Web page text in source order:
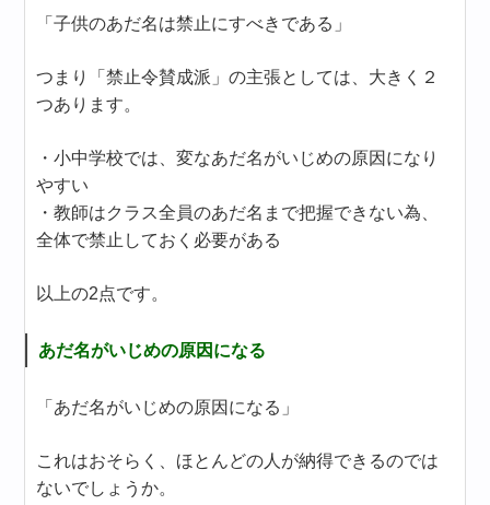
「子供のあだ名は禁止にすべきである」
つまり「禁止令賛成派」の主張としては、大きく２
つあります。
・小中学校では、変なあだ名がいじめの原因になり
やすい
・教師はクラス全員のあだ名まで把握できない為、
全体で禁止しておく必要がある
以上の2点です。
あだ名がいじめの原因になる
「あだ名がいじめの原因になる」
これはおそらく、ほとんどの人が納得できるのでは
ないでしょうか。